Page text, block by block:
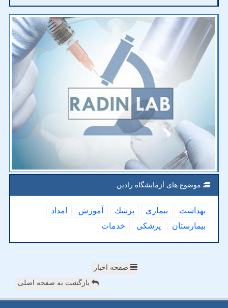
موضوع های آزمایشگاه رادین
بهداشت بیماری پزشك آموزش
امداد
بیمارستان
پزشكی خدمات
صفحه اخبار
بازگشت به صفحه اصلی